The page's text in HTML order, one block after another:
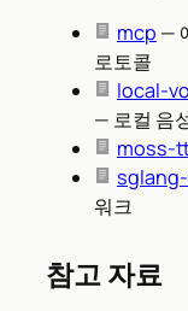
mcp —
로토콜
local-
— 로컬 음
moss-
워크
참고 자료